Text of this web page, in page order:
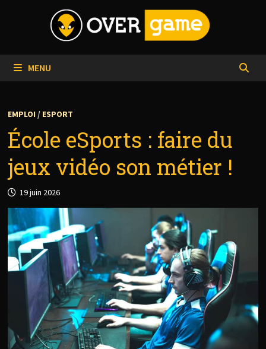
MENU
EMPLOI / ESPORT
École eSports : faire du
jeux vidéo son métier !
19 juin 2026